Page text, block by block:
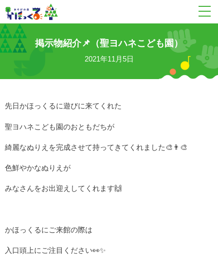
掲示物紹介📌（聖ヨハネこども園）
2021年11月5日
先日かほっくるに遊びに来てくれた
聖ヨハネこども園のおともだちが
綺麗なぬりえを完成させて持ってきてくれました🎨👨‍🎨
色鮮やかなぬりえが
みなさんをお出迎えしてくれます🙌
かほっくるにご来館の際は
入口頭上にご注目ください👀✨